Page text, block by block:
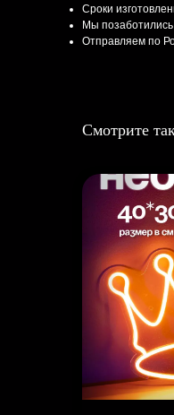
Сроки
Мы
Отправляем по
Смотрите